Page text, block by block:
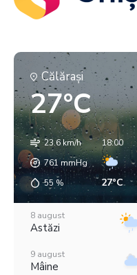
Călăraşi
27°C
23.6 km/h
761mmHg
55 %
18:00
27°C
8 august
Astăzi
9 august
Mâine